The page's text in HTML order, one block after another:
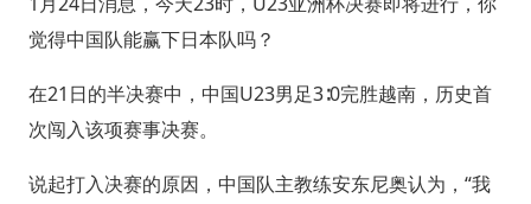
觉得中国队能赢下日本队吗？
在21日的半决赛中，中国U23男足3∶0完胜越南，历史首
次闯入该项赛事决赛。
说起打入决赛的原因，中国队主教练安东尼奥认为，“我